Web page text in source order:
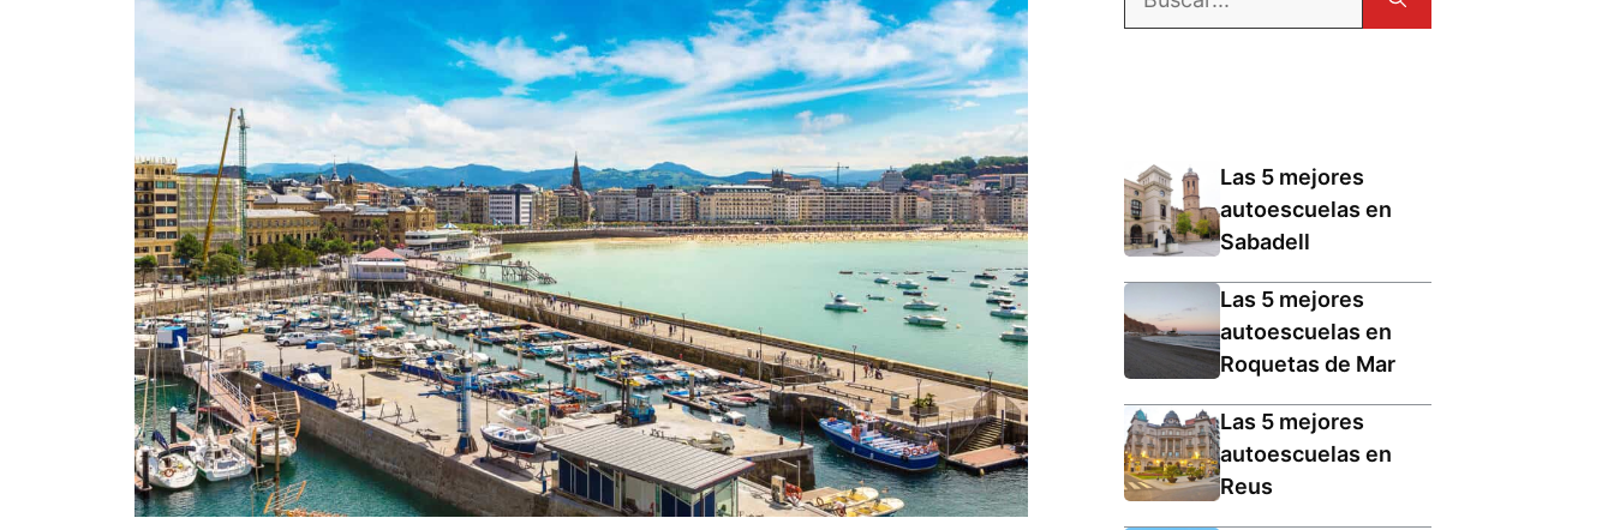
Las 5 mejores
autoescuelas en
Sabadell
Las 5 mejores
autoescuelas en
Roquetas de Mar
Las 5 mejores
autoescuelas en
Reus